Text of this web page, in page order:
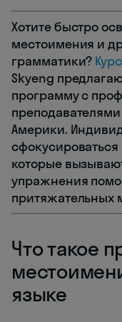
Хотите быстро
местоимения и
грамматики?
Skyeng
программу с
Америки.
которые
упражнения
притяжательных
Что такое
языке